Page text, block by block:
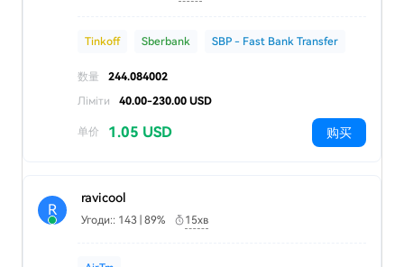
Tinkoff Sberbank SBP - Fast Bank Transfer
数量
244.084002
Ліміти
40.00-230.00 USD
单价 1.05 USD 购买
R
ravicool
Угоди:: 143 | 89% 15хв